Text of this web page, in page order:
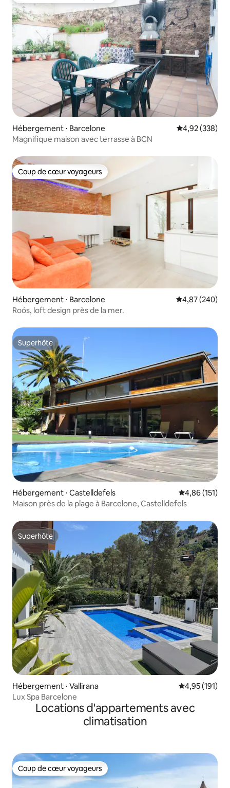
Hébergement ⋅ Barcelone Évaluation
4,92 (338)
Magnifique maison avec terrasse à BCN
Coup de cœur voyageurs
Coup de cœur voyageurs
Hébergement ⋅ Barcelone Évaluation
4,87 (240)
Roós, loft design près de la mer.
Superhôte
Superhôte
Hébergement ⋅ Castelldefels Évaluation
4,86 (151)
Maison près de la plage à Barcelone, Castelldefels
Superhôte
Superhôte
Hébergement ⋅ Vallirana Évaluation
4,95 (191)
Lux Spa Barcelone
Locations d'appartements avec
climatisation
Coup de cœur voyageurs
Coup de cœur voyageurs